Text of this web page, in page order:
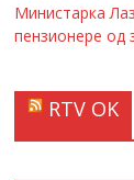
Министарка
пензионере од
RTV OK